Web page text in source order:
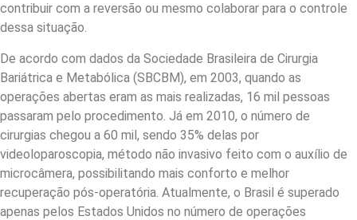
contribuir com a reversão ou mesmo colaborar para o controle
dessa situação.
De acordo com dados da Sociedade Brasileira de Cirurgia
Bariátrica e Metabólica (SBCBM), em 2003, quando as
operações abertas eram as mais realizadas, 16 mil pessoas
passaram pelo procedimento. Já em 2010, o número de
cirurgias chegou a 60 mil, sendo 35% delas por
videoloparoscopia, método não invasivo feito com o auxílio de
microcâmera, possibilitando mais conforto e melhor
recuperação pós-operatória. Atualmente, o Brasil é superado
apenas pelos Estados Unidos no número de operações